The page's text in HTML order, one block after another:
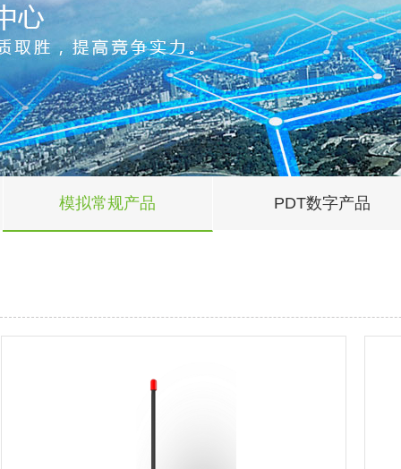
模拟常规产品 PDT数字产品